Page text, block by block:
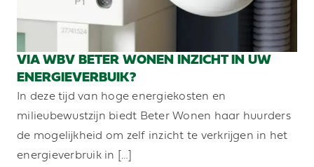
VIA WBV BETER WONEN INZICHT IN UW
ENERGIEVERBUIK?
In deze tijd van hoge energiekosten en
milieubewustzijn biedt Beter Wonen haar huurders
de mogelijkheid om zelf inzicht te verkrijgen in het
energieverbruik in […]